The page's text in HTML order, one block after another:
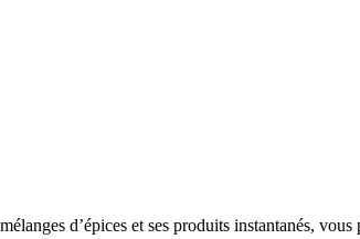
d’épices et ses produits instantanés,